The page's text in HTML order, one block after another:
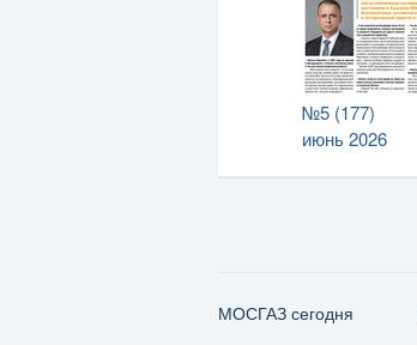
№5 (177)
июнь 2026
МОСГАЗ сегодня